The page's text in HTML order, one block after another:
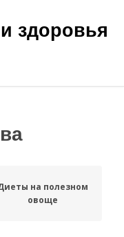
здоровья
на полезном
овоще